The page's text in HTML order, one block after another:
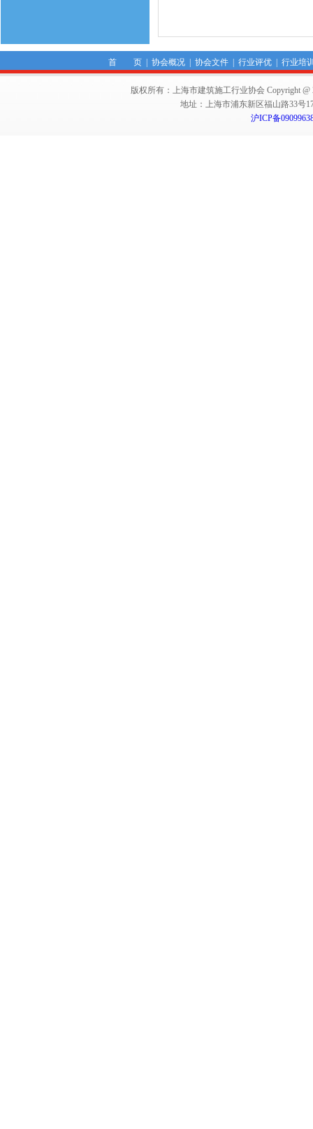
首 页| 协会概况| 协会文件| 行业评优| 行业培
版权所有：上海市建筑施工行业协会 Copyright @
地址：上海市浦东新区福山路33号
沪ICP备